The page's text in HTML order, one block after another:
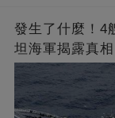
發生了什麼！4
坦海軍揭露真相